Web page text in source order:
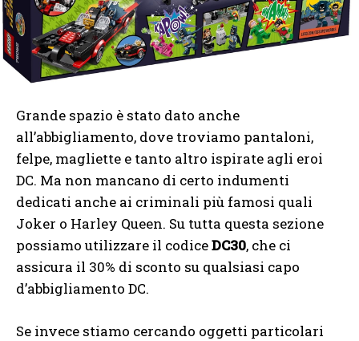
Grande spazio è stato dato anche
all’abbigliamento, dove troviamo pantaloni,
felpe, magliette e tanto altro ispirate agli eroi
DC. Ma non mancano di certo indumenti
dedicati anche ai criminali più famosi quali
Joker o Harley Queen. Su tutta questa sezione
possiamo utilizzare il codiceDC30, che ci
assicura il 30% di sconto su qualsiasi capo
d’abbigliamento DC.
Se invece stiamo cercando oggetti particolari